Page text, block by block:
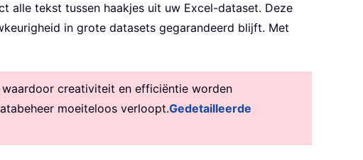
alle tekst tussen haakjes uit uw Excel-dataset. Deze
in grote datasets gegarandeerd blijft. Met
creativiteit en efficiëntie worden
moeiteloos verloopt.Gedetailleerde